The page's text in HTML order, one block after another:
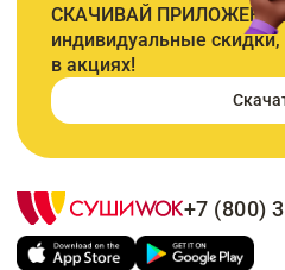
СКАЧИВАЙ ПРИЛОЖЕНИЕ
индивидуальные
в акциях!
+7 (800)